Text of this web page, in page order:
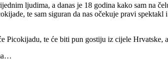
ljudima, a danas je 18 godina kako sam na
te sam siguran da nas očekuje pravi
Picokijadu, te će biti pun gostiju iz cijele Hrvatske,